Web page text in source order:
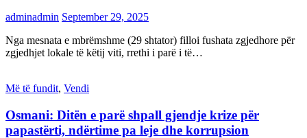
adminadmin September 29, 2025
Nga mesnata e mbrëmshme (29 shtator) filloi fushata zgjedhore për
zgjedhjet lokale të këtij viti, rrethi i parë i të…
Më të fundit, Vendi
Osmani: Ditën e parë shpall gjendje krize për
papastërti, ndërtime pa leje dhe korrupsion